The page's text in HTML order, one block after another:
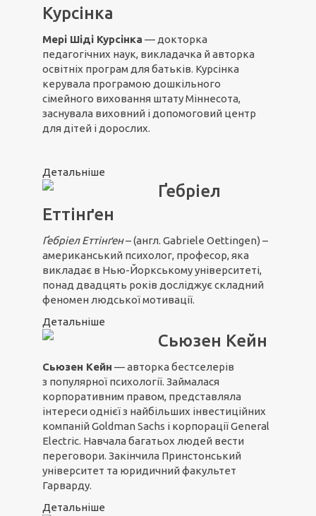
Курсінка
Мері Шіді Курсінка — докторка
педагогічних наук, викладачка й авторка
освітніх програм для батьків. Курсінка
керувала програмою дошкільного
сімейного виховання штату Міннесота,
заснувала виховний і допомоговий центр
для дітей і дорослих.
Детальніше
Ґебріел
Еттінґен
Ґебріел Еттінґен– (англ. Gabriele Oettingen) –
американський психолог, професор, яка
викладає в Нью-Йоркському університеті,
понад двадцять років досліджує складний
феномен людської мотивації.
Детальніше
Сьюзен Кейн
Сьюзен Кейн — авторка бестселерів
з популярної психології. Займалася
корпоративним правом, представляла
інтереси однієї з найбільших інвестиційних
компаній Goldman Sachs і корпорації General
Electric. Навчала багатьох людей вести
переговори. Закінчила Принстонський
університет та юридичний факультет
Гарварду.
Детальніше